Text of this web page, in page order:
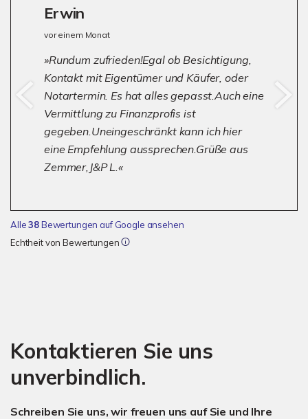
Erwin
vor einem Monat
Rundum zufrieden!Egal ob Besichtigung,
Kontakt mit Eigentümer und Käufer, oder
Notartermin. Es hat alles gepasst.Auch eine
Vermittlung zu Finanzprofis ist
gegeben.Uneingeschränkt kann ich hier
eine Empfehlung aussprechen.Grüße aus
Zemmer,J&P L.
Alle38Bewertungen auf Google ansehen
Echtheit von Bewertungen
Kontaktieren Sie uns
unverbindlich.
Schreiben Sie uns, wir freuen uns auf Sie und Ihre